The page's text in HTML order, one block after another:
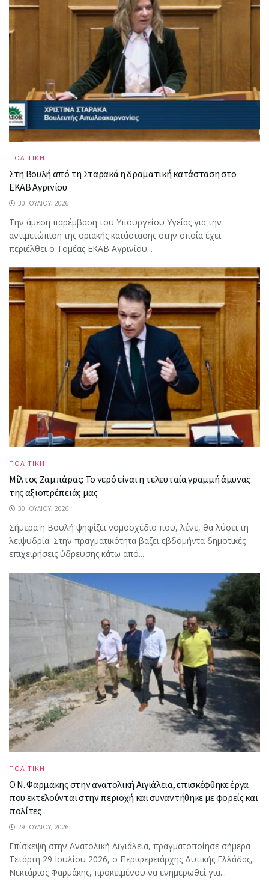
ΠΟΛΙΤΙΚΗ
Στη Βουλή από τη Σταρακά η δραματική κατάσταση στο
ΕΚΑΒ Αγρινίου
30 ΙΟΥΛΊΟΥ, 2026
Την άμεση παρέμβαση του Υπουργείου Υγείας για την
αντιμετώπιση της οριακής κατάστασης στην οποία έχει
περιέλθει ο Τομέας ΕΚΑΒ Αγρινίου...
ΠΟΛΙΤΙΚΗ
Μίλτος Ζαμπάρας: Το νερό είναι η τελευταία γραμμή άμυνας
της αξιοπρέπειάς μας
30 ΙΟΥΛΊΟΥ, 2026
Σήμερα η Βουλή ψηφίζει νομοσχέδιο που, λένε, θα λύσει τη
λειψυδρία. Στην πραγματικότητα βάζει εβδομήντα δημοτικές
επιχειρήσεις ύδρευσης κάτω από...
ΠΟΛΙΤΙΚΗ
Ο Ν. Φαρμάκης στην ανατολική Αιγιάλεια, επισκέφθηκε έργα
που εκτελούνται στην περιοχή και συναντήθηκε με φορείς και
πολίτες
29 ΙΟΥΛΊΟΥ, 2026
Επίσκεψη στην Ανατολική Αιγιάλεια, πραγματοποίησε σήμερα
Τετάρτη 29 Ιουλίου 2026, ο Περιφερειάρχης Δυτικής Ελλάδας,
Νεκτάριος Φαρμάκης, προκειμένου να ενημερωθεί για...